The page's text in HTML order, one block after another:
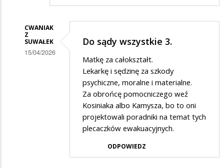
CWANIAK
Z
SUWAŁEK
15/04/2026
Do sądy wszystkie 3.
Matkę za całokształt.
Lekarkę i sędzinę za szkody
psychiczne, moralne i materialne.
Za obrońcę pomocniczego weź
Kosiniaka albo Kamysza, bo to oni
projektowali poradniki na temat tych
plecaczków ewakuacyjnych.
ODPOWIEDZ